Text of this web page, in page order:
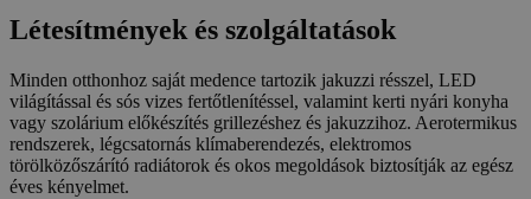
Létesítmények és szolgáltatások
Minden otthonhoz saját medence tartozik jakuzzi résszel, LED
világítással és sós vizes fertőtlenítéssel, valamint kerti nyári konyha
vagy szolárium előkészítés grillezéshez és jakuzzihoz. Aerotermikus
rendszerek, légcsatornás klímaberendezés, elektromos
törölközőszárító radiátorok és okos megoldások biztosítják az egész
éves kényelmet.